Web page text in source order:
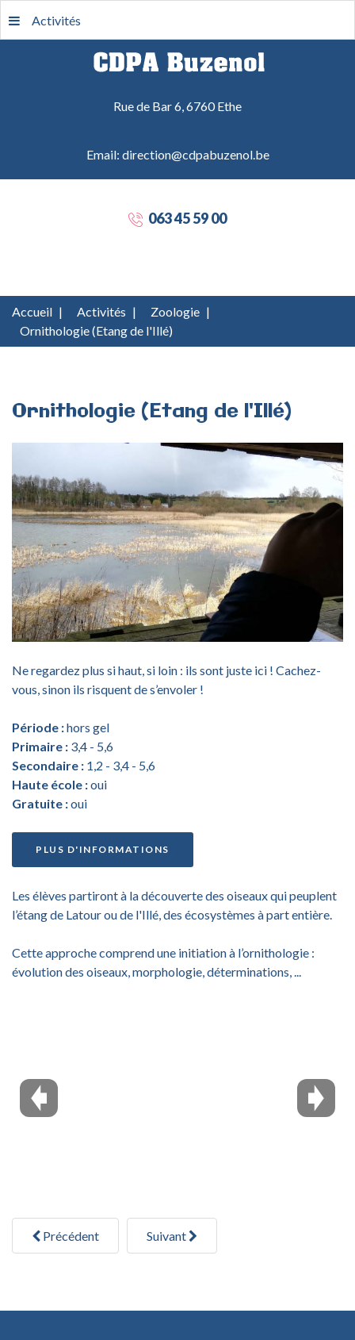
Rue de Bar 6, 6760 Ethe
Email: direction@cdpabuzenol.be
Activités
063 45 59 00
Accueil | Activités | Zoologie |
Ornithologie (Etang de l'Illé)
Ornithologie (Etang de l'Illé)
Ne regardez plus si haut, si loin : ils sont juste ici ! Cachez-
vous, sinon ils risquent de s’envoler !
Période :hors gel
Primaire : 3,4 - 5,6
Secondaire : 1,2 - 3,4 - 5,6
Haute école :oui
Gratuite :oui
PLUS D'INFORMATIONS
Les élèves partiront à la découverte des oiseaux qui peuplent
l’étang de Latour ou de l'Illé, des écosystèmes à part entière.
Cette approche comprend une initiation à l’ornithologie :
évolution des oiseaux, morphologie, déterminations, ...
Précédent Suivant